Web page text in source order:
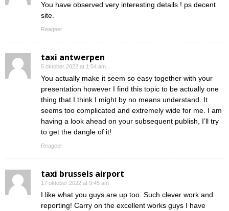
You have observed very interesting details ! ps decent
site.
Reageer
taxi antwerpen
5 oktober 2022 at 1:54 am
You actually make it seem so easy together with your
presentation however I find this topic to be actually one
thing that I think I might by no means understand. It
seems too complicated and extremely wide for me. I am
having a look ahead on your subsequent publish, I’ll try
to get the dangle of it!
Reageer
taxi brussels airport
17 oktober 2022 at 9:45 am
I like what you guys are up too. Such clever work and
reporting! Carry on the excellent works guys I have